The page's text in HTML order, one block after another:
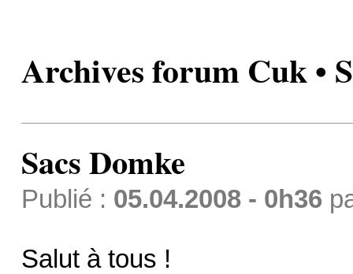
Archives forum Cuk •
Sacs Domke
Publié : 05.04.2008 - 0h36
Salut à tous !